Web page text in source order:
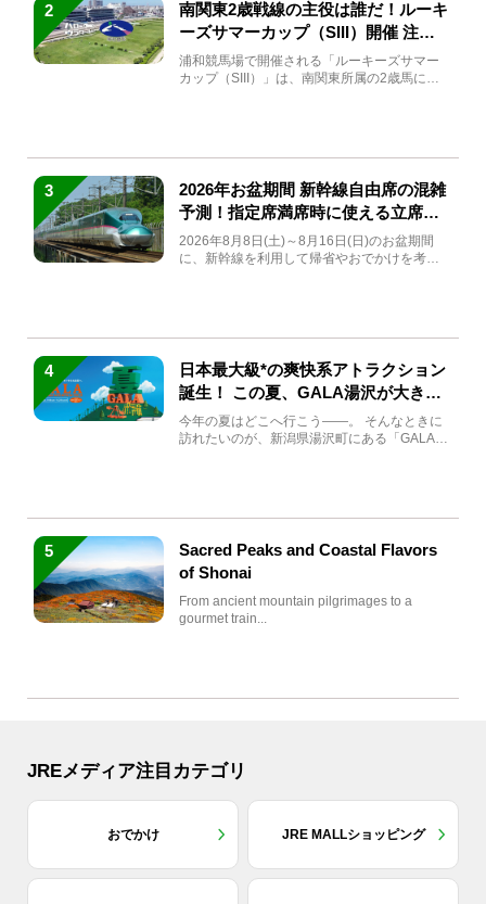
2
南関東2歳戦線の主役は誰だ！ルーキ
ーズサマーカップ（SIII）開催 注目
馬と見どころをチェック
浦和競馬場で開催される「ルーキーズサマー
カップ（SIII）」は、南関東所属の2歳馬によ
3
2026年お盆期間 新幹線自由席の混雑
予測！指定席満席時に使える立席特
急券も解説
2026年8月8日(土)～8月16日(日)のお盆期間
に、新幹線を利用して帰省やおでかけを考え
4
日本最大級*の爽快系アトラクション
誕生！ この夏、GALA湯沢が大きく
生まれ変わる
今年の夏はどこへ行こう――。 そんなときに
訪れたいのが、新潟県湯沢町にある「GALA湯
5
Sacred Peaks and Coastal Flavors
of Shonai
From ancient mountain pilgrimages to a
gourmet train...
JREメディア注目カテゴリ
おでかけ JRE MALLショッピング